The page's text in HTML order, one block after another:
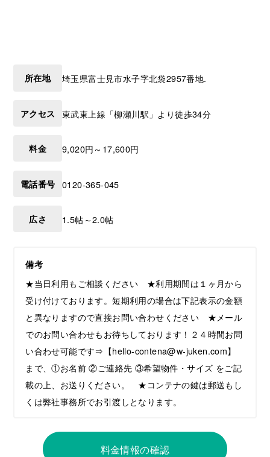
所在地 埼玉県富士見市水子字北袋2957番地.
アクセス 東武東上線「柳瀬川駅」より徒歩34分
料金 9,020円～17,600円
電話番号 0120-365-045
広さ 1.5帖～2.0帖
備考
★当日利用もご相談ください ★利用期間は１ヶ月から
受け付けております。短期利用の場合は下記表示の金額
と異なりますので直接お問い合わせください ★メール
でのお問い合わせもお待ちしております！２４時間お問
い合わせ可能です⇒【hello-contena@w-juken.com】
まで、①お名前 ②ご連絡先 ③希望物件・サイズ をご記
載の上、お送りください。 ★コンテナの鍵は郵送もし
くは弊社事務所でお引渡しとなります。
料金情報の確認